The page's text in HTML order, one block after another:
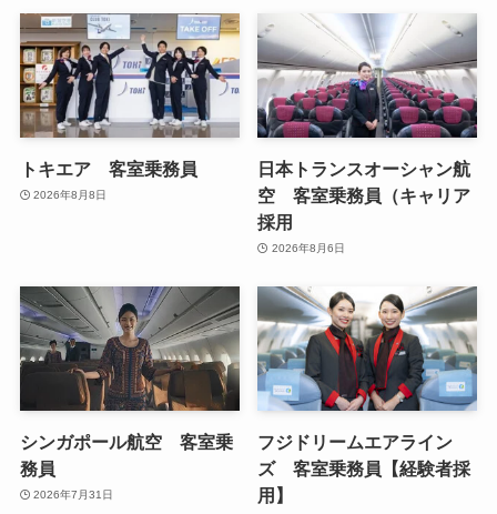
トキエア 客室乗務員
2026年8月8日
日本トランスオーシャン航
空 客室乗務員（キャリア
採用
2026年8月6日
シンガポール航空 客室乗
務員
2026年7月31日
フジドリームエアライン
ズ 客室乗務員【経験者採
用】